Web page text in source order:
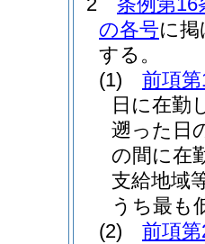
の各号に
する。
(1)
前項
日に在勤
遡った日
の間に在
支給地域
うち最も
(2)
前項